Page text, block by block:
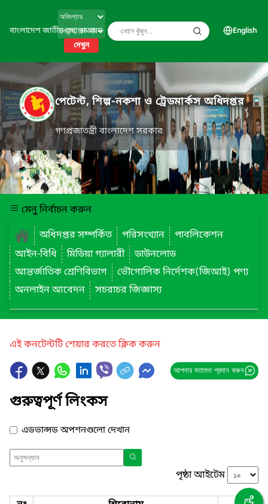
বাংলাদেশ জাতীয় তথ্য বাতায়ন
দেখুন
English
পেটেন্ট, শিল্প-নকশা ও ট্রেডমার্কস অধিদপ্তর
গণপ্রজাতন্ত্রী বাংলাদেশ সরকার
মেনু নির্বাচন করুন
অধিদপ্তর সম্পর্কিত
পরিসংখ্যান
পাবলিকেশন
আইন-বিধি
মিডিয়া গ্যালারী
ডাউনলোড
আন্তর্জাতিক শ্রেণিবিভাগ
ভৌগোলিক নির্দেশক(জিআই) পণ্য
অনলাইন আবেদন
সচরাচর জিজ্ঞাস্য
এই কনটেন্টটি শেয়ার করতে ক্লিক করুন
আপনার মতামত প্রদান করুন
গুরুত্বপূর্ণ লিংকস
এডভান্সড অপশনগুলো দেখান
পৃষ্ঠা আইটেম